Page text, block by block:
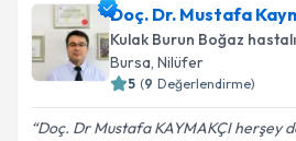
Op. Dr. Orhan Tunalıiçin
oluşturun. Size bu uzmandan
takvim hazırlandığında e-posta
Doç. Dr. Mustafa
Kulak Burun Boğaz
Bursa, Nilüfer
5 (9 Değerlendirme)
Doç. Dr Mustafa KAYMAKÇI herşey